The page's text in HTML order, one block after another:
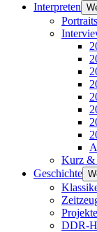
Interpreten
Portraits
Kurz &
Geschichte
Projekte
DDR-